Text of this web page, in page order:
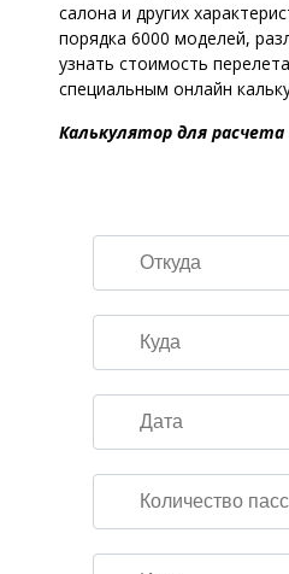
салона и других
порядка 6000 моделей,
узнать стоимость
специальным онлайн
Калькулятор для